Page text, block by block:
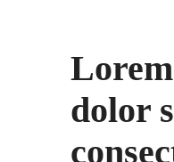
dolor